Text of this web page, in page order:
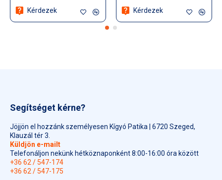
Kérdezek Kérdezek
Segítséget kérne?
Jöjjön el hozzánk személyesen Kígyó Patika | 6720 Szeged,
Klauzál tér 3.
Küldjön e-mailt
Telefonáljon nekünk hétköznaponként 8:00-16:00 óra között
+36 62 / 547-174
+36 62 / 547-175